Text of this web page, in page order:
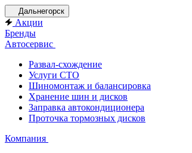
Дальнегорск
Акции
Бренды
Автосервис
Развал-схождение
Услуги СТО
Шиномонтаж и балансировка
Хранение шин и дисков
Заправка автокондиционера
Проточка тормозных дисков
Компания